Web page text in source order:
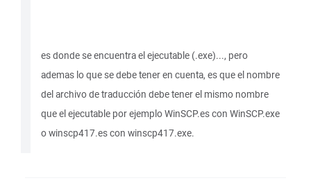
es donde se encuentra el ejecutable (.exe)..., pero
ademas lo que se debe tener en cuenta, es que el nombre
del archivo de traducción debe tener el mismo nombre
que el ejecutable por ejemplo WinSCP.es con WinSCP.exe
o winscp417.es con winscp417.exe.